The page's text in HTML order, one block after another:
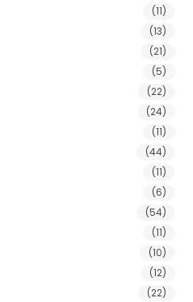
(11)
(13)
(21)
(5)
(22)
(24)
(11)
(44)
(11)
(6)
(54)
(11)
(10)
(12)
(22)